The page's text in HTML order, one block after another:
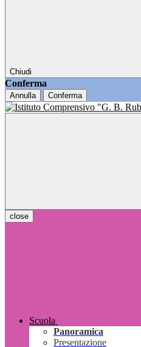
Chiudi
Conferma
Annulla Conferma
close
Scuola
Panoramica
Presentazione